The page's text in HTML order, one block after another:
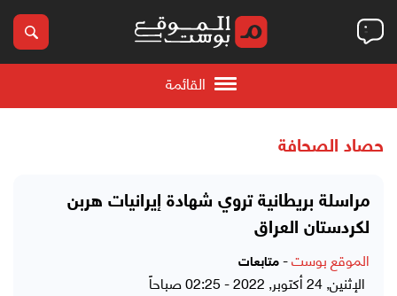
القائمة
حصاد الصحافة
مراسلة بريطانية تروي شهادة إيرانيات هربن
لكردستان العراق
الموقع بوست- متابعات
الإثنين, 24 أكتوبر, 2022 - 02:25 صباحاً